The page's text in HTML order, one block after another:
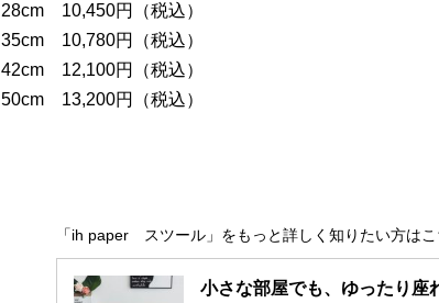
28cm 10,450円（税込）
35cm 10,780円（税込）
42cm 12,100円（税込）
50cm 13,200円（税込）
「ih paper スツール」をもっと詳しく知りたい方はこ
小さな部屋でも、ゆったり座